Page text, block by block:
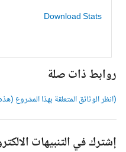
Download Stats
روابط ذات صلة
(انظر الوثائق المتعلقة بهذا المشروع (هذه
إشترك في التنبيهات